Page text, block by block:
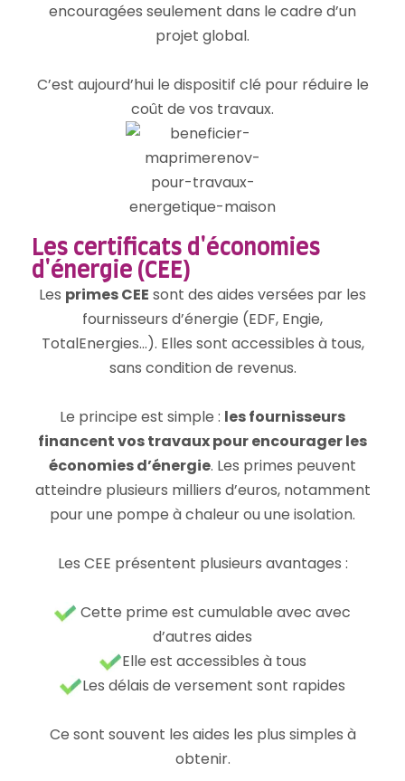
encouragées seulement dans le cadre d’un
projet global.
C’est aujourd’hui le dispositif clé pour réduire le
coût de vos travaux.
Les certificats d'économies
d'énergie (CEE)
Les primes CEE sont des aides versées par les
fournisseurs d’énergie (EDF, Engie,
TotalEnergies…). Elles sont accessibles à tous,
sans condition de revenus.
Le principe est simple : les fournisseurs
financent vos travaux pour encourager les
économies d’énergie. Les primes peuvent
atteindre plusieurs milliers d’euros, notamment
pour une pompe à chaleur ou une isolation.
Les CEE présentent plusieurs avantages :
Cette prime est cumulable avec avec
d’autres aides
Elle est accessibles à tous
Les délais de versement sont rapides
Ce sont souvent les aides les plus simples à
obtenir.